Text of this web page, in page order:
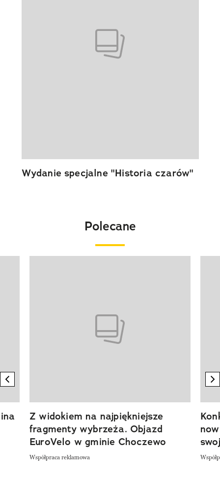
Wydanie specjalne "Historia czarów"
Polecane
previous element
Z widokiem na najpiękniejsze
fragmenty wybrzeża. Objazd
EuroVelo w gminie Choczewo
Współpraca reklamowa